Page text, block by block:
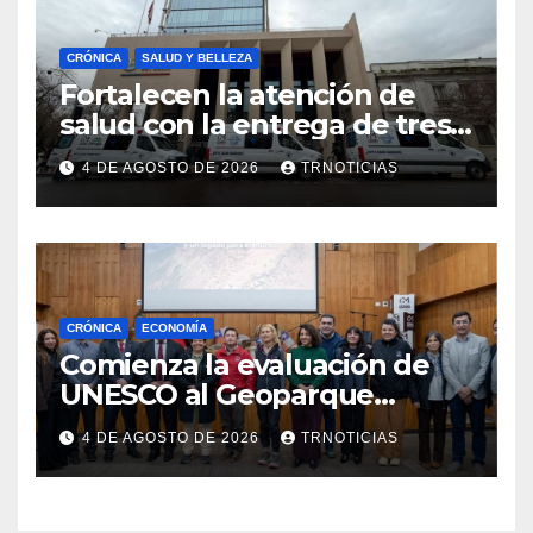
CRÓNICA SALUD Y BELLEZA
Fortalecen la atención de
salud con la entrega de tres
nuevas ambulancias para
Cauquenes y Sagrada Familia
4 DE AGOSTO DE 2026 TRNOTICIAS
CRÓNICA ECONOMÍA
Comienza la evaluación de
UNESCO al Geoparque
Aspirante Pillanmapu en el
Maule
4 DE AGOSTO DE 2026 TRNOTICIAS